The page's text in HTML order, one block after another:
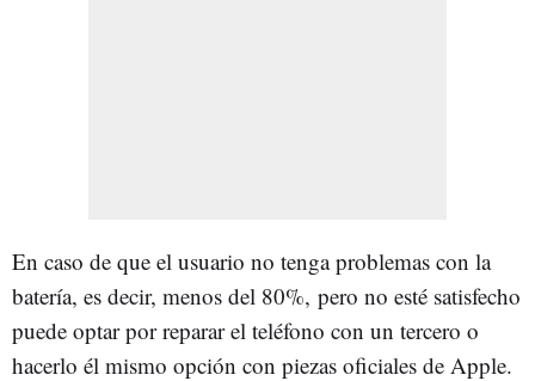
En caso de que el usuario no tenga problemas con la
batería, es decir, menos del 80%, pero no esté satisfecho
puede optar por reparar el teléfono con un tercero o
hacerlo él mismo opción con piezas oficiales de Apple.